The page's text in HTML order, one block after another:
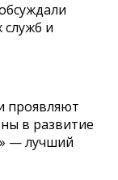
и
проявляют
в развитие
— лучший